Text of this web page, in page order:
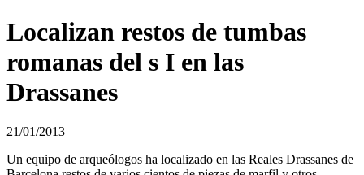
Localizan restos de tumbas
romanas del s I en las
Drassanes
21/01/2013
Un equipo de arqueólogos ha localizado en las Reales Drassanes de